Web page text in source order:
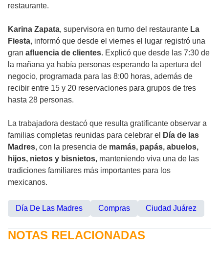
restaurante.
Karina Zapata, supervisora en turno del restaurante La
Fiesta, informó que desde el viernes el lugar registró una
gran afluencia de clientes. Explicó que desde las 7:30 de
la mañana ya había personas esperando la apertura del
negocio, programada para las 8:00 horas, además de
recibir entre 15 y 20 reservaciones para grupos de tres
hasta 28 personas.
La trabajadora destacó que resulta gratificante observar a
familias completas reunidas para celebrar el
Día de las
Madres, con la presencia de mamás, papás, abuelos,
hijos, nietos y bisnietos, manteniendo viva una de las
tradiciones familiares más importantes para los
mexicanos.
Día De Las Madres Compras Ciudad Juárez
NOTAS RELACIONADAS